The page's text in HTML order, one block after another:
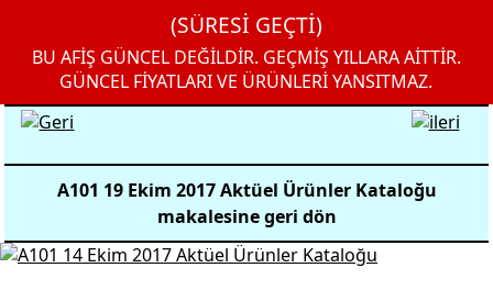
(SÜRESİ GEÇTİ)
BU AFİŞ GÜNCEL DEĞİLDİR. GEÇMİŞ YILLARA AİTTİR.
GÜNCEL FİYATLARI VE ÜRÜNLERİ YANSITMAZ.
A101 19 Ekim 2017 Aktüel Ürünler Kataloğu
makalesine geri dön